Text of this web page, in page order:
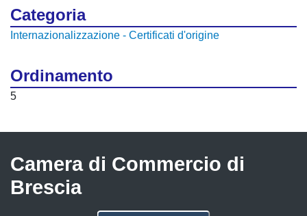
Categoria
Internazionalizzazione - Certificati d'origine
Ordinamento
5
Camera di Commercio di
Brescia